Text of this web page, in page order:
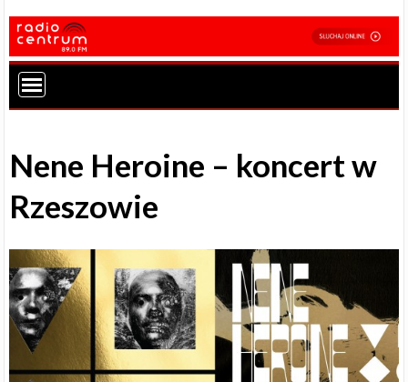
Nene Heroine – koncert w
Rzeszowie